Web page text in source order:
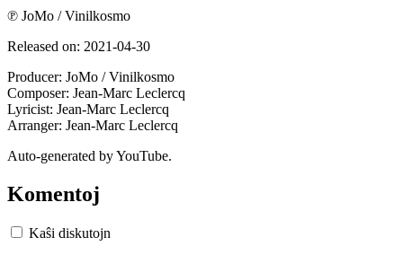
℗ JoMo / Vinilkosmo
Released on: 2021-04-30
Producer: JoMo / Vinilkosmo
Composer: Jean-Marc Leclercq
Lyricist: Jean-Marc Leclercq
Arranger: Jean-Marc Leclercq
Auto-generated by YouTube.
Komentoj
Kaŝi diskutojn